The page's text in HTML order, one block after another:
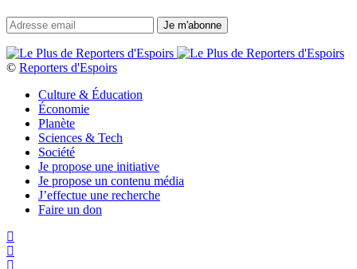
© Reporters d'Espoirs
Culture & Éducation
Économie
Planète
Sciences & Tech
Société
Je propose une initiative
Je propose un contenu média
J’effectue une recherche
Faire un don